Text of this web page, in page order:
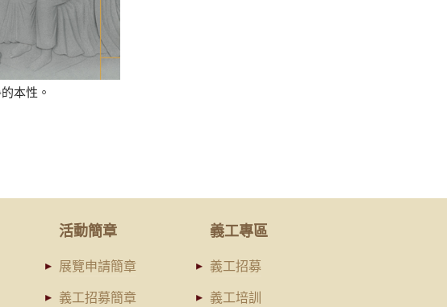
本性。
活動簡章
展覽申請簡章
義工招募簡章
義工專區
義工招募
義工培訓